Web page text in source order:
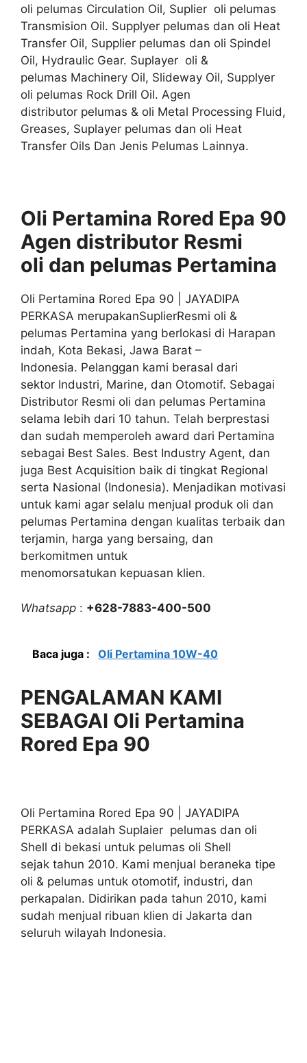
oli pelumas Circulation Oil, Suplier oli pelumas
Transmision Oil. Supplyer pelumas dan oli Heat
Transfer Oil, Supplier pelumas dan oli Spindel
Oil, Hydraulic Gear. Suplayer oli &
pelumas Machinery Oil, Slideway Oil, Supplyer
oli pelumas Rock Drill Oil. Agen
distributor pelumas & oli Metal Processing Fluid,
Greases, Suplayer pelumas dan oli Heat
Transfer Oils Dan Jenis Pelumas Lainnya.
Oli Pertamina Rored Epa 90
Agen distributor Resmi
oli dan pelumas Pertamina
Oli Pertamina Rored Epa 90 | JAYADIPA
PERKASA merupakanSuplierResmi oli &
pelumas Pertamina yang berlokasi di Harapan
indah, Kota Bekasi, Jawa Barat –
Indonesia. Pelanggan kami berasal dari
sektor Industri, Marine, dan Otomotif. Sebagai
Distributor Resmi oli dan pelumas Pertamina
selama lebih dari 10 tahun. Telah berprestasi
dan sudah memperoleh award dari Pertamina
sebagai Best Sales. Best Industry Agent, dan
juga Best Acquisition baik di tingkat Regional
serta Nasional (Indonesia). Menjadikan motivasi
untuk kami agar selalu menjual produk oli dan
pelumas Pertamina dengan kualitas terbaik dan
terjamin, harga yang bersaing, dan
berkomitmen untuk
menomorsatukan kepuasan klien.
Whatsapp : +628-7883-400-500
Baca juga : Oli Pertamina 10W-40
PENGALAMAN KAMI
SEBAGAI Oli Pertamina
Rored Epa 90
Oli Pertamina Rored Epa 90 | JAYADIPA
PERKASA adalah Suplaier pelumas dan oli
Shell di bekasi untuk pelumas oli Shell
sejak tahun 2010. Kami menjual beraneka tipe
oli & pelumas untuk otomotif, industri, dan
perkapalan. Didirikan pada tahun 2010, kami
sudah menjual ribuan klien di Jakarta dan
seluruh wilayah Indonesia.